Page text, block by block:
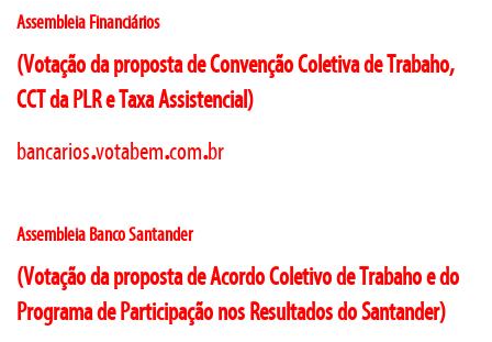
Assembleia Financiários
(Votação da proposta de Convenção Coletiva de Trabaho,
CCT da PLR e Taxa Assistencial)
bancarios.votabem.com.br
Assembleia Banco Santander
(Votação da proposta de Acordo Coletivo de Trabaho e do
Programa de Participação nos Resultados do Santander)